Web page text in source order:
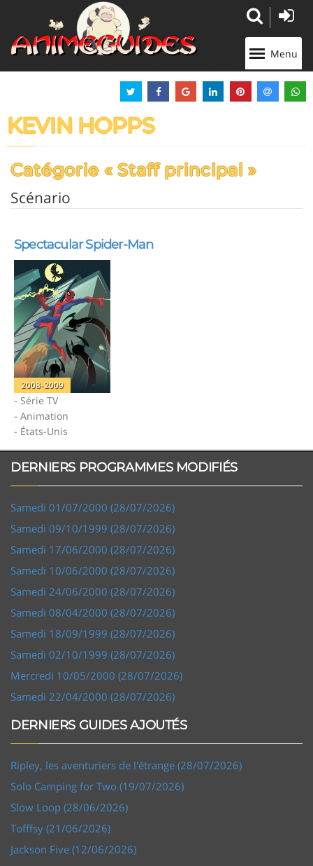
Menu
KEVIN HOPPS
Catégorie « Staff principal »
Scénario
Spectacular Spider-Man
2008-2009
- Série TV
- Animation
- États-Unis
DERNIERS PROGRAMMES MODIFIÉS
Samedi 01/07/2000 (28/07/2026)
Samedi 09/10/1999 (28/07/2026)
Samedi 17/06/2000 (28/07/2026)
Samedi 10/06/2000 (28/07/2026)
Samedi 24/06/2000 (28/07/2026)
Samedi 08/04/2000 (28/07/2026)
Samedi 18/09/1999 (28/07/2026)
Samedi 02/10/1999 (28/07/2026)
Mercredi 10/05/2000 (28/07/2026)
Samedi 22/04/2000 (28/07/2026)
DERNIERS GUIDES AJOUTÉS
Ripley, les aventuriers de l'étrange (28/07/2026)
Solo Camping for Two (19/07/2026)
Slow Loop (28/06/2026)
Tofffsy (21/06/2026)
Jackson Five (12/06/2026)
Panneau de gestion des cookies